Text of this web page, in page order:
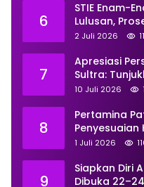
6
STIE Enam-
Lulusan,
Universitas
2 Juli 2026
7
Apresiasi
Sultra:
untuk
10 Juli 2026
8
Pertamina
Penyesuaian
Juli 2026,
1 Juli 2026
9
Siapkan Diri
Dibuka